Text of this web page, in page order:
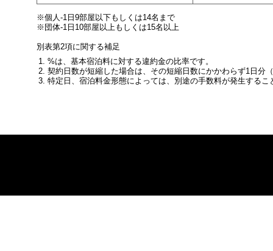
※個人-1日9部屋以下もしくは14名まで
※団体-1日10部屋以上もしくは15名以上
別表第2項に関する補足
%は、基本宿泊料に対する違約金の比率です。
契約日数が短縮した場合は、その短縮日数にかかわらず1日分
特定日、宿泊料金形態によっては、別途の手数料が発生するこ